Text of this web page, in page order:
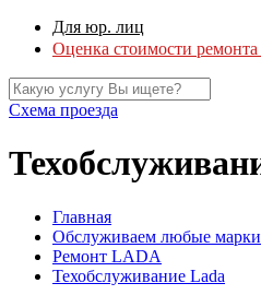
Для юр. лиц
Оценка стоимости
Схема проезда
Главная
Обслуживаем любые марки
Ремонт LADA
Техобслуживание Lada